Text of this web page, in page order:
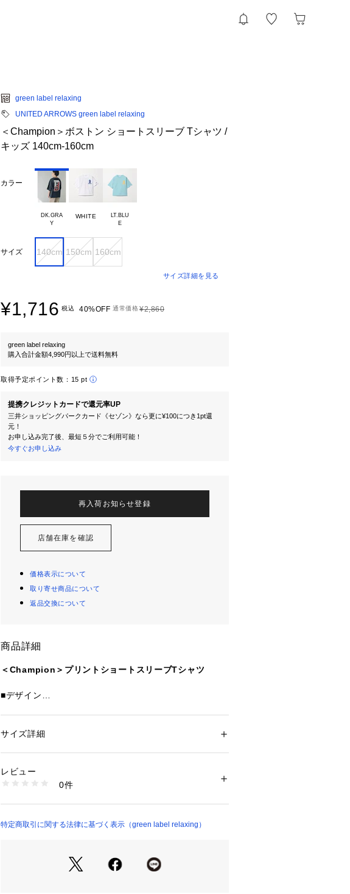
green label relaxing
UNITED ARROWS green label relaxing
＜Champion＞ボストン ショートスリーブ Tシャツ /
キッズ 140cm-160cm
カラー
DK.GRA
WHITE
LT.BLU
サイズ 140cm 150cm 160cm
サイズ詳細を見る
¥1,716 税込 40%OFF 通常価格¥2,860
green label relaxing
購入合計金額4,990円以上で送料無料
取得予定ポイント数： 15 pt
提携クレジットカードで還元率UP
三井ショッピングパークカード《セゾン》なら更に¥100につき1pt還
元！
お申し込み完了後、最短５分でご利用可能！
今すぐお申し込み
再入荷お知らせ登録
店舗在庫を確認
価格表示について
取り寄せ商品について
返品交換について
商品詳細
＜Champion＞プリントショートスリーブTシャツ
■デザイン
身幅、肩幅、アームホール、袖幅にゆとりのあるシルエ
頭文字「B」を組み合わせたグラフィック、背中には2色
でデザインした「B」を大きくプリント。
す。
性別：キッズ・ベビー
洗濯：洗濯機洗い可
※詳しい洗濯方法については、商品の品質表示タグをご覧くださ
商品番号：1270200045000 （モール）
サイズ詳細
レビュー
0件
特定商取引に関する法律に基づく表示（green label relaxing）